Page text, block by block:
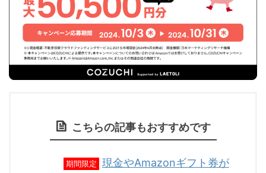
こちらの記事もおすすめです
期間限定
現金やAmazonギフト券が